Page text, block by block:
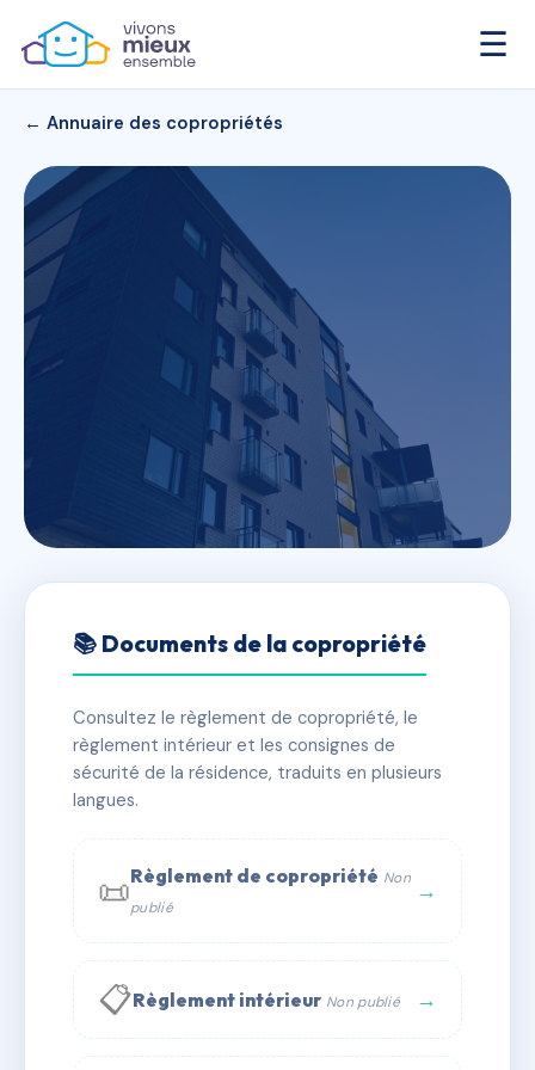
☰
← Annuaire des copropriétés
SDC 179 RUE DE BAGNOLET
✓ Immatriculée 🏠 25 lots 🏗 1 bâtiment(s)
📞 Contacter Syndic Digital
📚 Documents de la copropriété
Consultez le règlement de copropriété, le
règlement intérieur et les consignes de
sécurité de la résidence, traduits en plusieurs
langues.
📜Règlement de copropriété Non
publié
→
📋Règlement intérieur Non publié →